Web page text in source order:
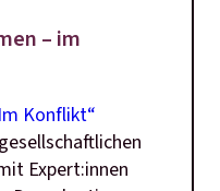
– im
Konflikt“
Expert:innen